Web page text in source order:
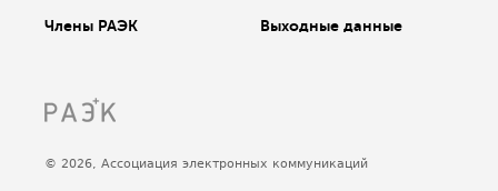
Члены РАЭК Выходные данные
© 2026, Ассоциация электронных коммуникаций